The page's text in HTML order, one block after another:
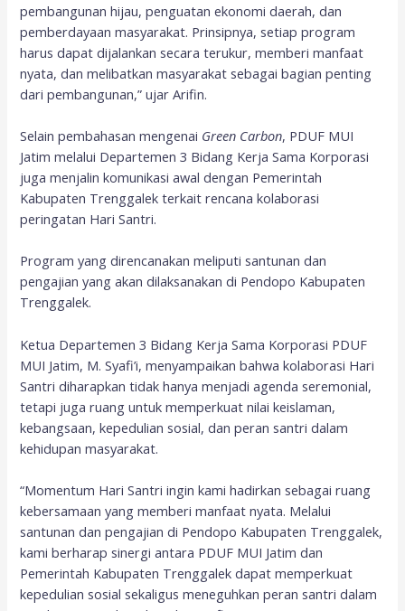
pembangunan hijau, penguatan ekonomi daerah, dan
pemberdayaan masyarakat. Prinsipnya, setiap program
harus dapat dijalankan secara terukur, memberi manfaat
nyata, dan melibatkan masyarakat sebagai bagian penting
dari pembangunan,” ujar Arifin.
Selain pembahasan mengenai Green Carbon, PDUF MUI
Jatim melalui Departemen 3 Bidang Kerja Sama Korporasi
juga menjalin komunikasi awal dengan Pemerintah
Kabupaten Trenggalek terkait rencana kolaborasi
peringatan Hari Santri.
Program yang direncanakan meliputi santunan dan
pengajian yang akan dilaksanakan di Pendopo Kabupaten
Trenggalek.
Ketua Departemen 3 Bidang Kerja Sama Korporasi PDUF
MUI Jatim, M. Syafi’i, menyampaikan bahwa kolaborasi Hari
Santri diharapkan tidak hanya menjadi agenda seremonial,
tetapi juga ruang untuk memperkuat nilai keislaman,
kebangsaan, kepedulian sosial, dan peran santri dalam
kehidupan masyarakat.
“Momentum Hari Santri ingin kami hadirkan sebagai ruang
kebersamaan yang memberi manfaat nyata. Melalui
santunan dan pengajian di Pendopo Kabupaten Trenggalek,
kami berharap sinergi antara PDUF MUI Jatim dan
Pemerintah Kabupaten Trenggalek dapat memperkuat
kepedulian sosial sekaligus meneguhkan peran santri dalam